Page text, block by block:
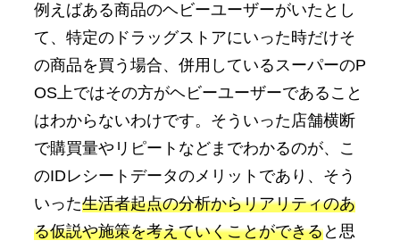
例えばある商品のヘビーユーザーがいたとし
て、特定のドラッグストアにいった時だけそ
の商品を買う場合、併用しているスーパーのP
OS上ではその方がヘビーユーザーであること
はわからないわけです。そういった店舗横断
で購買量やリピートなどまでわかるのが、こ
のIDレシートデータのメリットであり、そう
いった生活者起点の分析からリアリティのあ
る仮説や施策を考えていくことができると思